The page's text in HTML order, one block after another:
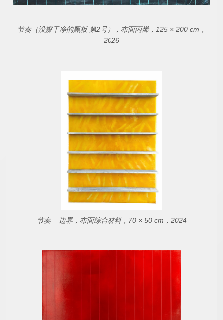
节奏（没擦干净的黑板 第2号），布面丙烯，125 × 200 cm，
2026
节奏 – 边界，布面综合材料，70 × 50 cm，2024